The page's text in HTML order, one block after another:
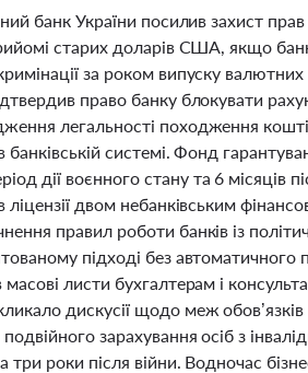
банк України посилив захист
старих доларів США, якщо
за роком випуску
право банку блокувати
легальності походження
банківській системі. Фонд
дії воєнного стану та 6 місяців
двом небанківським
правил роботи банків із
підході без
листи бухгалтерам і
дискусії щодо меж обов’язків
зарахування осіб з
три роки після війни. Водночас